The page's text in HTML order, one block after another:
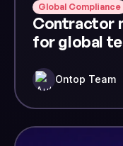
Global Compliance
Contractor
for global
Ontop Team